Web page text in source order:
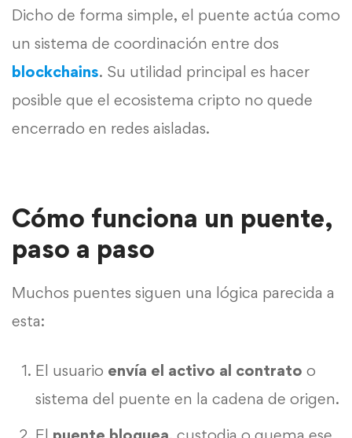
Dicho de forma simple, el puente actúa como
un sistema de coordinación entre dos
blockchains. Su utilidad principal es hacer
posible que el ecosistema cripto no quede
encerrado en redes aisladas.
Cómo funciona un puente,
paso a paso
Muchos puentes siguen una lógica parecida a
esta:
El usuario envía el activo al contrato o
sistema del puente en la cadena de origen.